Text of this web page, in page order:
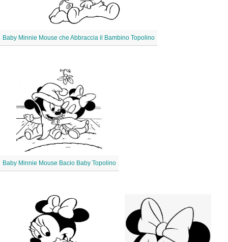
Baby Minnie Mouse che Abbraccia il Bambino Topolino
Baby Minnie Mouse Bacio Baby Topolino